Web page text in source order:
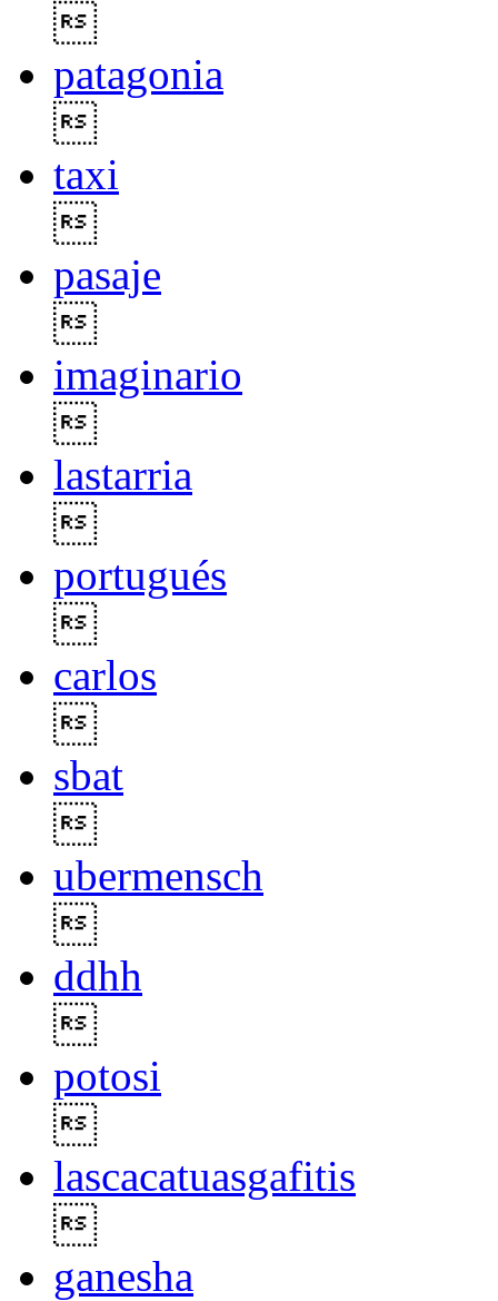
patagonia
taxi
pasaje
imaginario
lastarria
portugués
carlos
sbat
ubermensch
ddhh
potosi
lascacatuasgafitis
ganesha